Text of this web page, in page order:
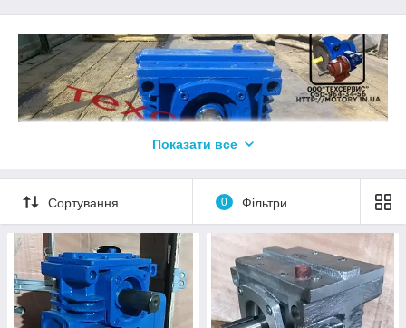
Показати все
Сортування 0 Фільтри